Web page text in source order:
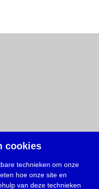
cookies
technieken om onze
hoe onze site en
van deze technieken